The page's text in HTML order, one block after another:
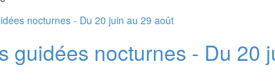
guidées nocturnes - Du 20